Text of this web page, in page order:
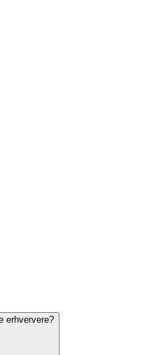
erhververe?